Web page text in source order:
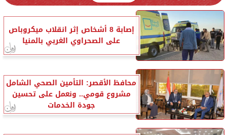
إصابة 8 أشخاص إثر انقلاب ميكروباص
على الصحراوي الغربي بالمنيا
محافظ الأقصر: التأمين الصحي الشامل
مشروع قومي.. ونعمل على تحسين
جودة الخدمات